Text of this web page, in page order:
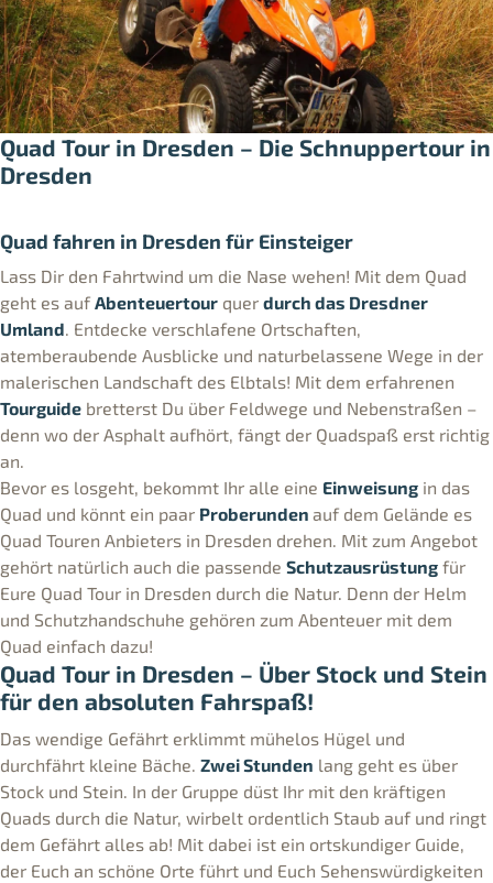
Quad Tour in Dresden – Die Schnuppertour in
Dresden
Quad fahren in Dresden für Einsteiger
Lass Dir den Fahrtwind um die Nase wehen! Mit dem Quad
geht es auf Abenteuertour quer durch das Dresdner
Umland. Entdecke verschlafene Ortschaften,
atemberaubende Ausblicke und naturbelassene Wege in der
malerischen Landschaft des Elbtals! Mit dem erfahrenen
Tourguide bretterst Du über Feldwege und Nebenstraßen –
denn wo der Asphalt aufhört, fängt der Quadspaß erst richtig
an.
Bevor es losgeht, bekommt Ihr alle eine Einweisung in das
Quad und könnt ein paar Proberunden auf dem Gelände es
Quad Touren Anbieters in Dresden drehen. Mit zum Angebot
gehört natürlich auch die passende Schutzausrüstung für
Eure Quad Tour in Dresden durch die Natur. Denn der Helm
und Schutzhandschuhe gehören zum Abenteuer mit dem
Quad einfach dazu!
Quad Tour in Dresden – Über Stock und Stein
für den absoluten Fahrspaß!
Das wendige Gefährt erklimmt mühelos Hügel und
durchfährt kleine Bäche. Zwei Stunden lang geht es über
Stock und Stein. In der Gruppe düst Ihr mit den kräftigen
Quads durch die Natur, wirbelt ordentlich Staub auf und ringt
dem Gefährt alles ab! Mit dabei ist ein ortskundiger Guide,
der Euch an schöne Orte führt und Euch Sehenswürdigkeiten